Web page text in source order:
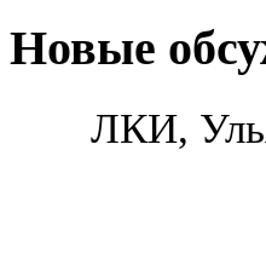
Новые
ЛКИ,